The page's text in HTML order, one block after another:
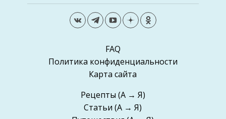
FAQ
Политика конфиденциальности
Карта сайта
Рецепты (А → Я)
Статьи (А → Я)